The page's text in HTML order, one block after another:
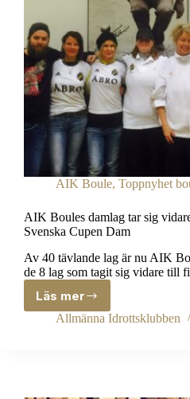
AIK Boule, Toppnyhet
AIK Boules damlag tar sig
Svenska Cupen Dam
Av 40 tävlande lag är nu AIK
de 8 lag som tagit sig vidare till
Läs mer
AIK
Boules
Allmänna Idrottsklubben